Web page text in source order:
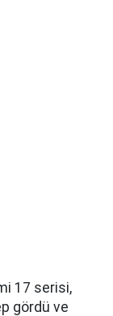
17 serisi,
gördü ve